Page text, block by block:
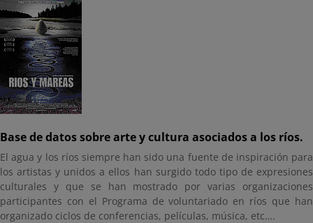
Base de datos sobre arte y cultura asociados a los ríos.
El agua y los ríos siempre han sido una fuente de inspiración para
los artistas y unidos a ellos han surgido todo tipo de expresiones
culturales y que se han mostrado por varias organizaciones
participantes con el Programa de voluntariado en ríos que han
organizado ciclos de conferencias, películas, música, etc….